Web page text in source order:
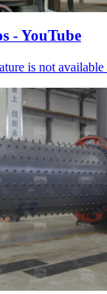
- YouTube
is not